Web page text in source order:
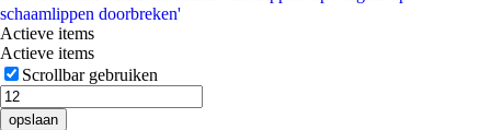
schaamlippen doorbreken'
Actieve items
Actieve items
Scrollbar gebruiken
opslaan